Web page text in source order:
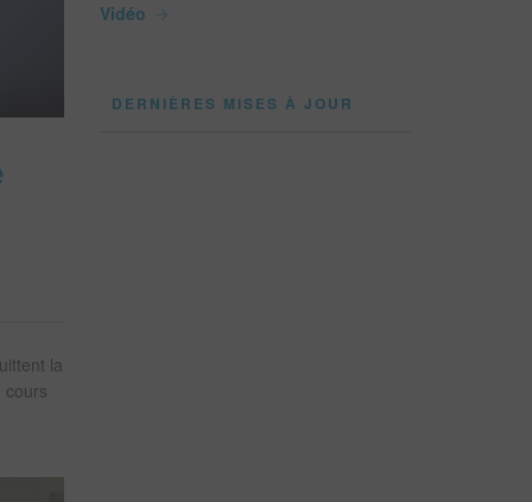
la
cours
Vidéo
DERNIÈRES MISES À JOUR